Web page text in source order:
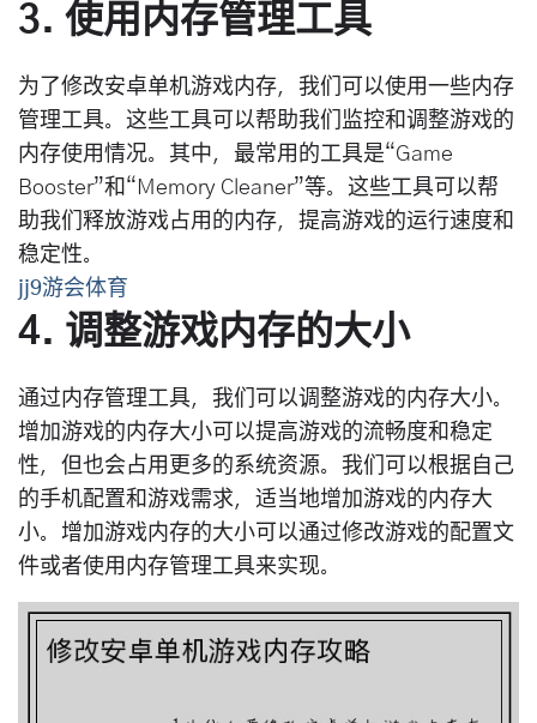
3. 使用内存管理工具
为了修改安卓单机游戏内存，我们可以使用一些内存
管理工具。这些工具可以帮助我们监控和调整游戏的
内存使用情况。其中，最常用的工具是“Game
Booster”和“Memory Cleaner”等。这些工具可以帮
助我们释放游戏占用的内存，提高游戏的运行速度和
稳定性。
jj9游会体育
4. 调整游戏内存的大小
通过内存管理工具，我们可以调整游戏的内存大小。
增加游戏的内存大小可以提高游戏的流畅度和稳定
性，但也会占用更多的系统资源。我们可以根据自己
的手机配置和游戏需求，适当地增加游戏的内存大
小。增加游戏内存的大小可以通过修改游戏的配置文
件或者使用内存管理工具来实现。